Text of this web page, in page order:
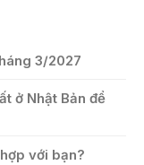
3/2027
ở Nhật Bản để
với bạn?